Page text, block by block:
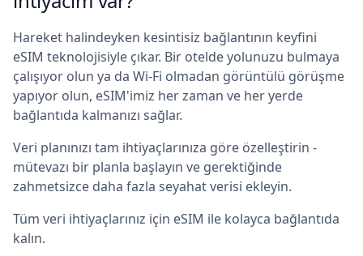
Hareket halindeyken kesintisiz bağlantının keyfini
eSIM teknolojisiyle çıkar. Bir otelde yolunuzu bulmaya
çalışıyor olun ya da Wi-Fi olmadan görüntülü görüşme
yapıyor olun, eSIM'imiz her zaman ve her yerde
bağlantıda kalmanızı sağlar.
Veri planınızı tam ihtiyaçlarınıza göre özelleştirin -
mütevazı bir planla başlayın ve gerektiğinde
zahmetsizce daha fazla seyahat verisi ekleyin.
Tüm veri ihtiyaçlarınız için eSIM ile kolayca bağlantıda
kalın.